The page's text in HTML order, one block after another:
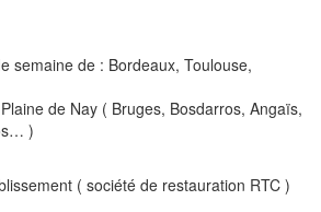
semaine de : Bordeaux, Toulouse,
de Nay ( Bruges, Bosdarros, Angaïs,
)
( société de restauration RTC )